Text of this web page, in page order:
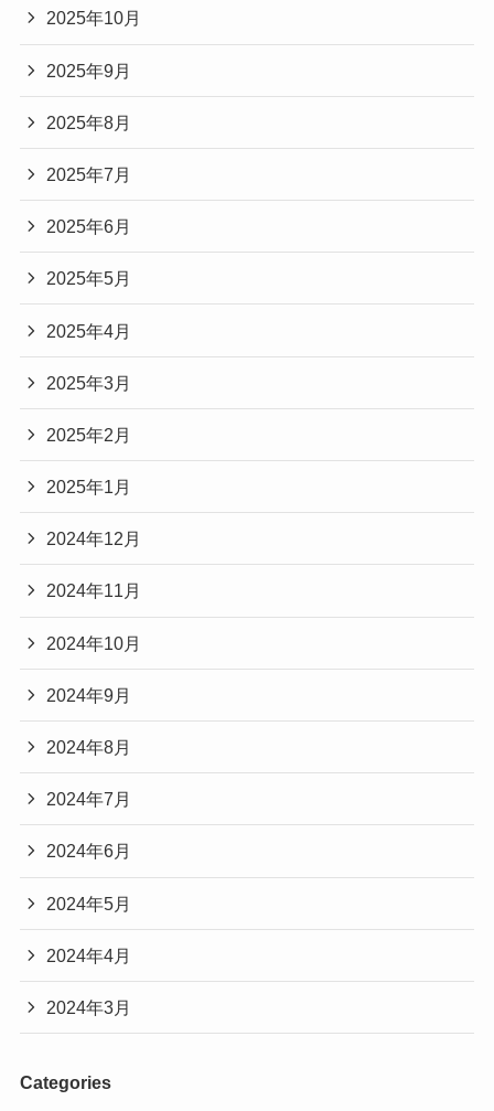
2025年10月
2025年9月
2025年8月
2025年7月
2025年6月
2025年5月
2025年4月
2025年3月
2025年2月
2025年1月
2024年12月
2024年11月
2024年10月
2024年9月
2024年8月
2024年7月
2024年6月
2024年5月
2024年4月
2024年3月
Categories